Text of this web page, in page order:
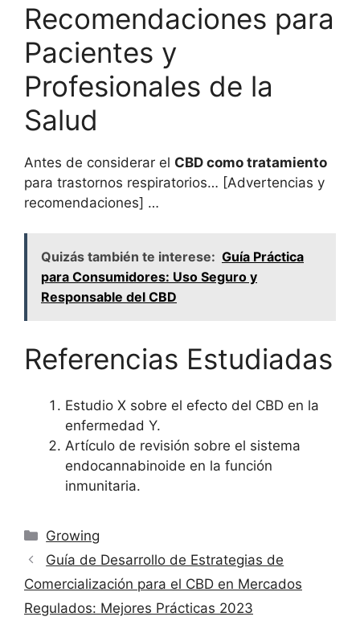
Recomendaciones para
Pacientes y
Profesionales de la
Salud
Antes de considerar el CBD como tratamiento
para trastornos respiratorios… [Advertencias y
recomendaciones] …
Quizás también te interese: Guía Práctica
para Consumidores: Uso Seguro y
Responsable del CBD
Referencias Estudiadas
Estudio X sobre el efecto del CBD en la
enfermedad Y.
Artículo de revisión sobre el sistema
endocannabinoide en la función
inmunitaria.
Categorías
Growing
Guía de Desarrollo de Estrategias de
Comercialización para el CBD en Mercados
Regulados: Mejores Prácticas 2023